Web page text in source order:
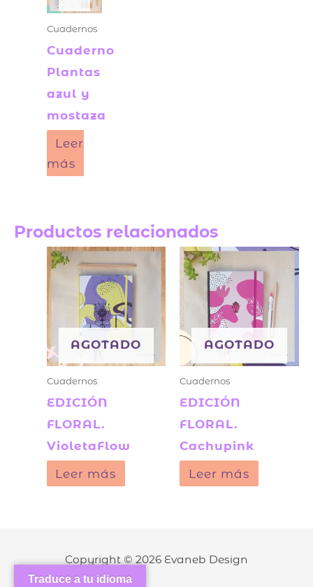
Cuadernos
Cuaderno
Plantas
azul y
mostaza
Leer
más
Productos relacionados
AGOTADO
Cuadernos
EDICIÓN
FLORAL.
VioletaFlow
Leer más
AGOTADO
Cuadernos
EDICIÓN
FLORAL.
Cachupink
Leer más
Copyright © 2026 Evaneb Design
Traduce a tu idioma